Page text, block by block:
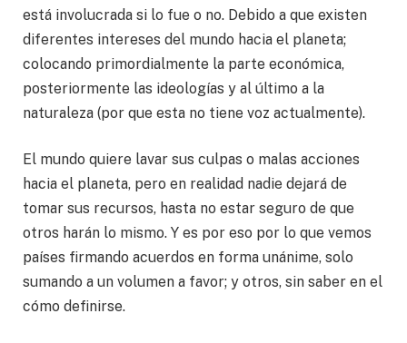
está involucrada si lo fue o no. Debido a que existen
diferentes intereses del mundo hacia el planeta;
colocando primordialmente la parte económica,
posteriormente las ideologías y al último a la
naturaleza (por que esta no tiene voz actualmente).
El mundo quiere lavar sus culpas o malas acciones
hacia el planeta, pero en realidad nadie dejará de
tomar sus recursos, hasta no estar seguro de que
otros harán lo mismo. Y es por eso por lo que vemos
países firmando acuerdos en forma unánime, solo
sumando a un volumen a favor; y otros, sin saber en el
cómo definirse.